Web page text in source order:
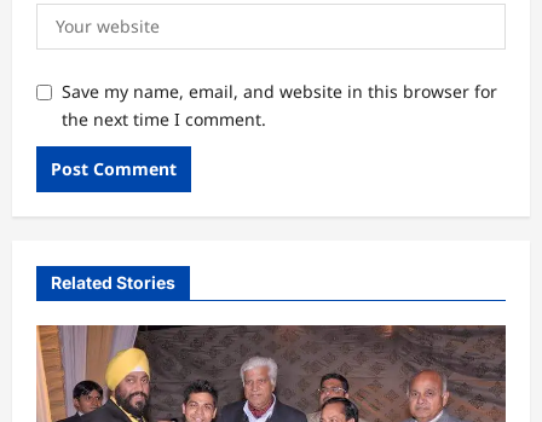
Save my name, email, and website in this browser for
the next time I comment.
Related Stories